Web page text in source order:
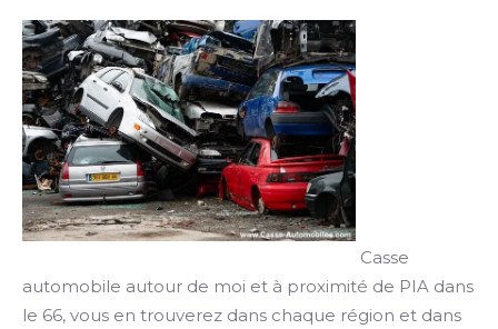
Casse
automobile autour de moi et à proximité de PIA dans
le 66, vous en trouverez dans chaque région et dans